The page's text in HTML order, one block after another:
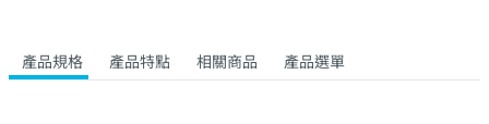
產品規格 產品特點 相關商品 產品選單